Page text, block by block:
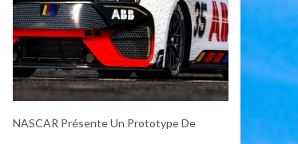
Divers Voir
NASCAR Présente Un Prototype De